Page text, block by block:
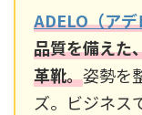
ADELO（ア
品質を備えた
革靴。姿勢を
ズ。ビジネス